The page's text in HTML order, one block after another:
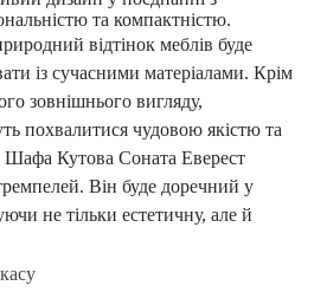
та компактністю.
відтінок меблів буде
із сучасними матеріалами. Крім
зовнішнього вигляду,
похвалитися чудовою якістю та
Шафа Кутова Соната Еверест
Він буде доречний у
не тільки естетичну, але й